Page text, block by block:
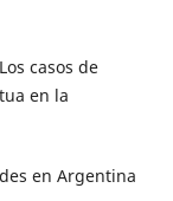
casos de
en la
en Argentina